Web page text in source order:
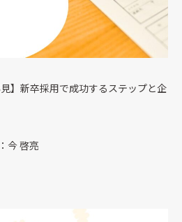
】新卒採用で成功するステップと企
今 啓亮